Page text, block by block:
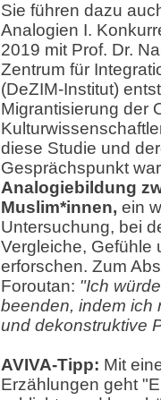
Sie führen dazu
Analogien I.
2019 mit Prof. Dr.
Zentrum für
(DeZIM-Institut)
Migrantisierung der
diese Studie und
Gesprächspunkt
Analogiebildung
Muslim*innen, ein
Untersuchung, bei
Vergleiche, Gefühle
erforschen. Zum
Foroutan: "Ich
beenden, indem ich
und dekonstruktive
AVIVA-Tipp: Mit
Erzählungen geht